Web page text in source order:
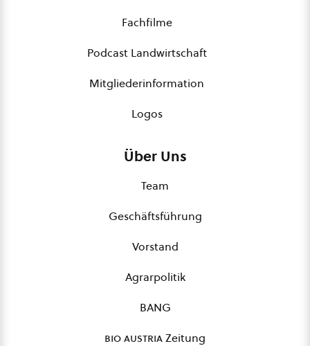
Fachfilme
Podcast Landwirtschaft
Mitgliederinformation
Logos
Über Uns
Team
Geschäftsführung
Vorstand
Agrarpolitik
BANG
bio austriaZeitung